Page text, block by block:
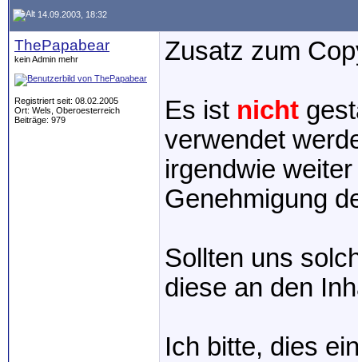
14.09.2003, 18:32
ThePapabear
kein Admin mehr
Registriert seit: 08.02.2005
Ort: Wels, Oberoesterreich
Beiträge: 979
Zusatz zum
Es ist nicht
verwendet
irgendwie
Genehmigung
Sollten uns
diese an den
Ich bitte, dies